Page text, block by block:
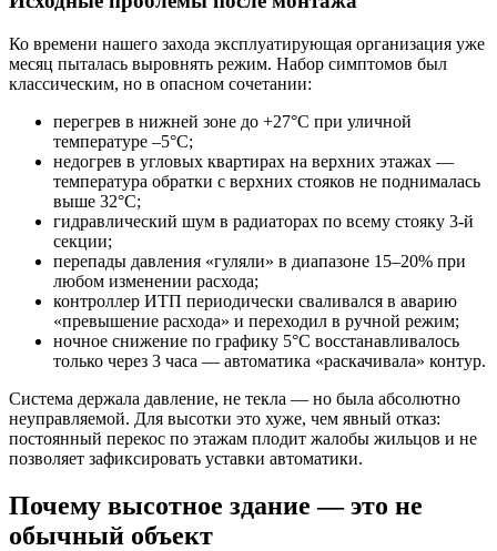
Ко времени нашего захода эксплуатирующая организация уже
месяц пыталась выровнять режим. Набор симптомов был
классическим, но в опасном сочетании:
перегрев в нижней зоне до +27°С при уличной
температуре –5°С;
недогрев в угловых квартирах на верхних этажах —
температура обратки с верхних стояков не поднималась
выше 32°С;
гидравлический шум в радиаторах по всему стояку 3‑й
секции;
перепады давления «гуляли» в диапазоне 15–20% при
любом изменении расхода;
контроллер ИТП периодически сваливался в аварию
«превышение расхода» и переходил в ручной режим;
ночное снижение по графику 5°С восстанавливалось
только через 3 часа — автоматика «раскачивала» контур.
Система держала давление, не текла — но была абсолютно
неуправляемой. Для высотки это хуже, чем явный отказ:
постоянный перекос по этажам плодит жалобы жильцов и не
позволяет зафиксировать уставки автоматики.
Почему высотное здание — это не
обычный объект